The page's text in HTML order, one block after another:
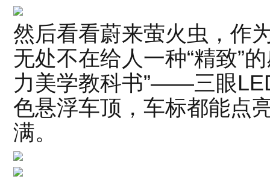
然后看看蔚来萤火虫，作
无处不在给人一种“精致”
力美学教科书”——三眼
色悬浮车顶，车标都能点
满。